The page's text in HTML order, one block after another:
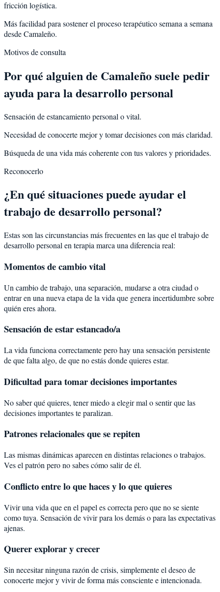
fricción logística.
Más facilidad para sostener el proceso terapéutico semana a semana
desde Camaleño.
Motivos de consulta
Por qué alguien de Camaleñosuele pedir
ayuda para ladesarrollo personal
Sensación de estancamiento personal o vital.
Necesidad de conocerte mejor y tomar decisiones con más claridad.
Búsqueda de una vida más coherente con tus valores y prioridades.
Reconocerlo
¿En qué situaciones puede ayudar el
trabajo de desarrollo personal?
Estas son las circunstancias más frecuentes en las que el trabajo de
desarrollo personal en terapia marca una diferencia real:
Momentos de cambio vital
Un cambio de trabajo, una separación, mudarse a otra ciudad o
entrar en una nueva etapa de la vida que genera incertidumbre sobre
quién eres ahora.
Sensación de estar estancado/a
La vida funciona correctamente pero hay una sensación persistente
de que falta algo, de que no estás donde quieres estar.
Dificultad para tomar decisiones importantes
No saber qué quieres, tener miedo a elegir mal o sentir que las
decisiones importantes te paralizan.
Patrones relacionales que se repiten
Las mismas dinámicas aparecen en distintas relaciones o trabajos.
Ves el patrón pero no sabes cómo salir de él.
Conflicto entre lo que haces y lo que quieres
Vivir una vida que en el papel es correcta pero que no se siente
como tuya. Sensación de vivir para los demás o para las expectativas
ajenas.
Querer explorar y crecer
Sin necesitar ninguna razón de crisis, simplemente el deseo de
conocerte mejor y vivir de forma más consciente e intencionada.